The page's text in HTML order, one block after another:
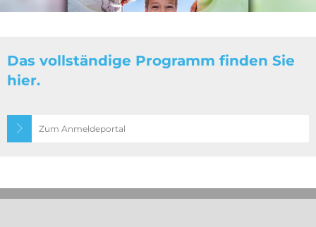
Das vollständige Programm finden Sie
hier.
Zum Anmeldeportal